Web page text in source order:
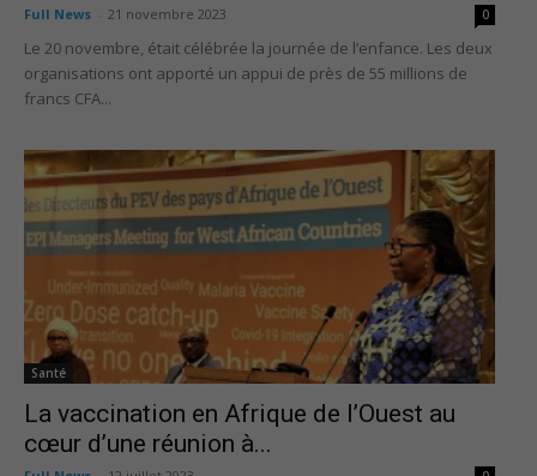
Full News 21 novembre 2023 0
Le 20 novembre, était célébrée la journée de l’enfance. Les deux
organisations ont apporté un appui de près de 55 millions de
francs CFA...
Santé
La vaccination en Afrique de l’Ouest au
cœur d’une réunion à...